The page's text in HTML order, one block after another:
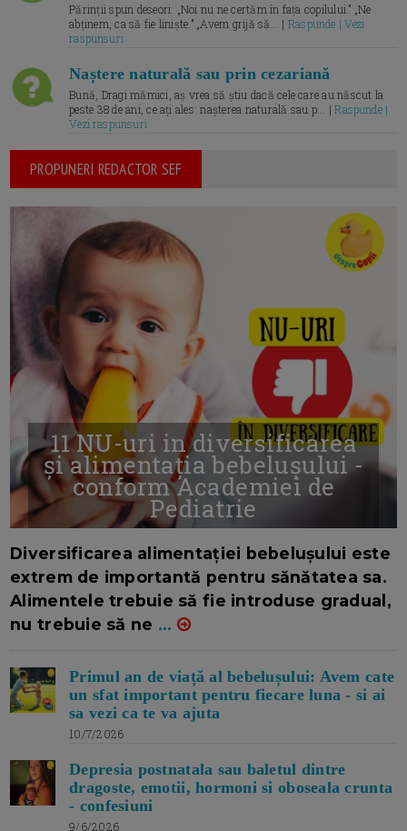
Părinții spun deseori: „Noi nu ne certăm în fața copilului.” „Ne
abținem, ca să fie liniște.” „Avem grijă să... | Raspunde | Vezi
raspunsuri
Naștere naturală sau prin cezariană
Bună, Dragi mămici, aș vrea să știu dacă cele care au născut la
peste 38 de ani, ce ați ales: nașterea naturală sau p... |Raspunde |
Vezi raspunsuri
PROPUNERI REDACTOR SEF
11 NU-uri in diversificarea
și alimentația bebelușului -
conform Academiei de
Pediatrie
Diversificarea alimentației bebelușului este
extrem de importantă pentru sănătatea sa.
Alimentele trebuie să fie introduse gradual,
nu trebuie să ne ...
Primul an de viață al bebelușului: Avem cate
un sfat important pentru fiecare luna - si ai
sa vezi ca te va ajuta
10/7/2026
Depresia postnatala sau baletul dintre
dragoste, emotii, hormoni si oboseala crunta
- confesiuni
9/6/2026